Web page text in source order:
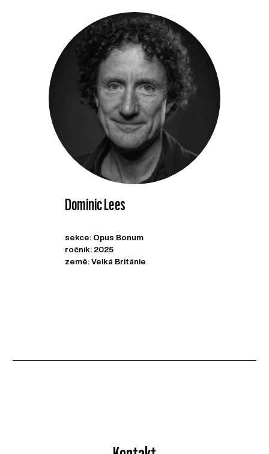
Dominic Lees
sekce: Opus Bonum
ročník: 2025
země: Velká Británie